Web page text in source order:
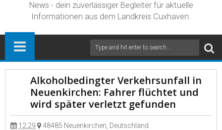
News - dein zuverlässiger Begleiter für aktuelle
Informationen aus dem Landkreis Cuxhaven.
Alkoholbedingter Verkehrsunfall in
Neuenkirchen: Fahrer flüchtet und
wird später verletzt gefunden
12:29 48485 Neuenkirchen, Deutschland